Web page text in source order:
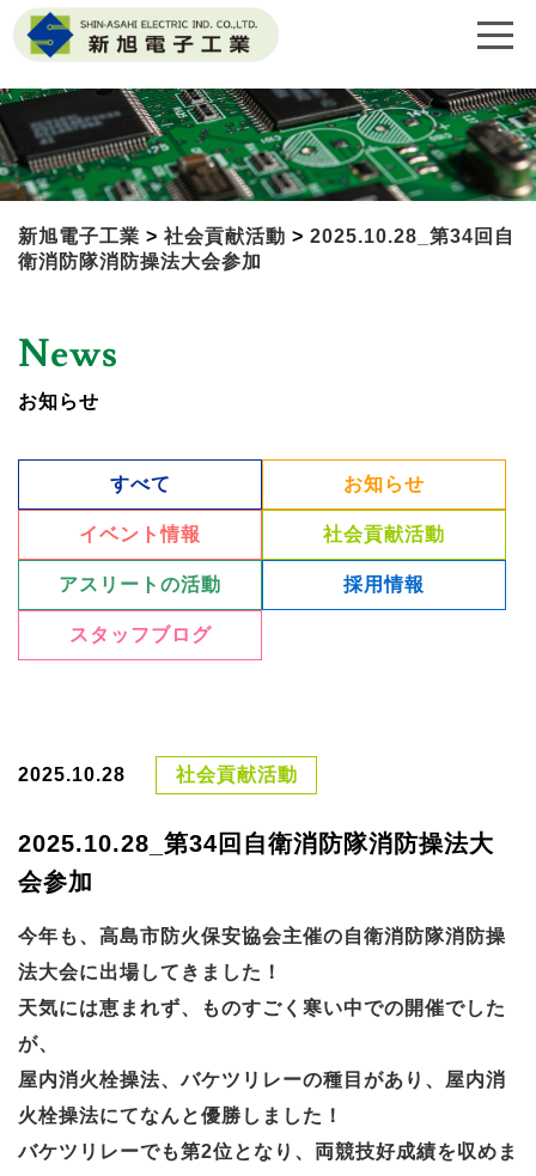
新旭電子工業 > 社会貢献活動 > 2025.10.28_第34回自
衛消防隊消防操法大会参加
News
お知らせ
すべて お知らせ
イベント情報 社会貢献活動
アスリートの活動 採用情報
スタッフブログ
2025.10.28 社会貢献活動
2025.10.28_第34回自衛消防隊消防操法大
会参加
今年も、高島市防火保安協会主催の自衛消防隊消防操
法大会に出場してきました！
天気には恵まれず、ものすごく寒い中での開催でした
が、
屋内消火栓操法、バケツリレーの種目があり、屋内消
火栓操法にてなんと優勝しました！
バケツリレーでも第2位となり、両競技好成績を収めま